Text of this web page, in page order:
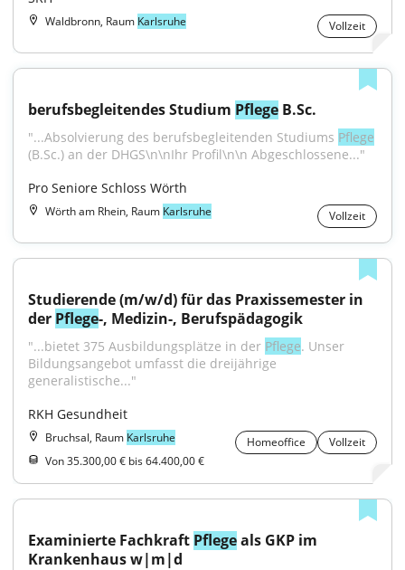
Waldbronn, Raum Karlsruhe Vollzeit
berufsbegleitendes Studium Pflege B.Sc.
"...Absolvierung des berufsbegleitenden Studiums Pflege
(B.Sc.) an der DHGS\n\nIhr Profil\n\n Abgeschlossene..."
Pro Seniore Schloss Wörth
Wörth am Rhein, Raum Karlsruhe Vollzeit
Studierende (m/w/d) für das Praxissemester in
der Pflege-, Medizin-, Berufspädagogik
"...bietet 375 Ausbildungsplätze in der Pflege. Unser
Bildungsangebot umfasst die dreijährige
generalistische..."
RKH Gesundheit
Bruchsal, Raum Karlsruhe Homeoffice
Vollzeit
Von 35.300,00 € bis 64.400,00 €
Examinierte Fachkraft Pflege als GKP im
Krankenhaus w|m|d